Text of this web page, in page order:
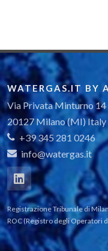
WATERGAS.IT BY
Via Privata Minturno 14
20127 Milano (MI) Italy
+39 345 281 0246
info@watergas.it
Registrazione Tribunale di
ROC (Registro degli Operatori